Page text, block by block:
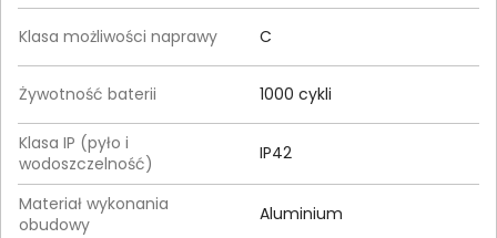
Klasa możliwości naprawy C
Żywotność baterii 1000 cykli
Klasa IP (pyło i
wodoszczelność)
IP42
Materiał wykonania
obudowy
Aluminium